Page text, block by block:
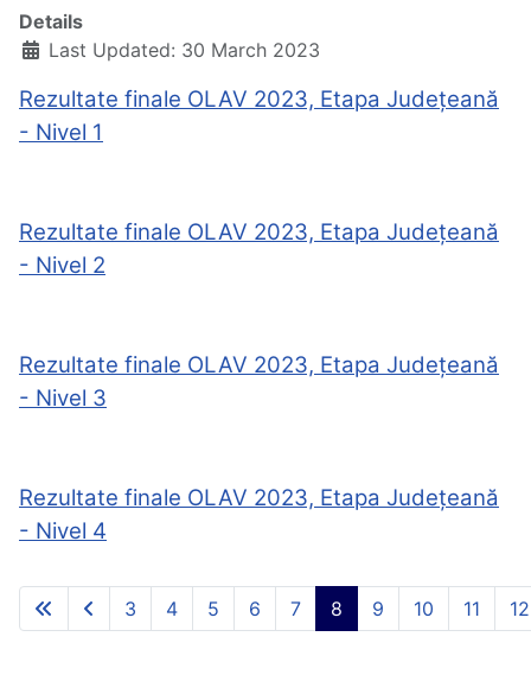
Details
Last Updated: 30 March 2023
Rezultate finale OLAV 2023, Etapa Județeană
- Nivel 1
Rezultate finale OLAV 2023, Etapa Județeană
- Nivel 2
Rezultate finale OLAV 2023, Etapa Județeană
- Nivel 3
Rezultate finale OLAV 2023, Etapa Județeană
- Nivel 4
Page 8 of 21
3 4 5 6 7 8 9 10 11 12